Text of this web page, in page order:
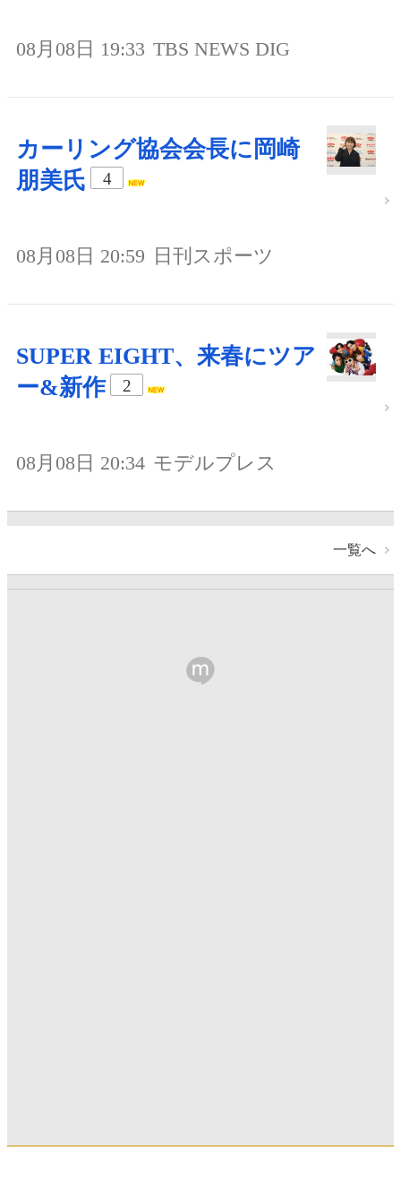
08月08日 19:33 TBS NEWS DIG
カーリング協会会長に岡崎
朋美氏
4
08月08日 20:59 日刊スポーツ
SUPER EIGHT、来春にツア
ー&新作
2
08月08日 20:34 モデルプレス
一覧へ